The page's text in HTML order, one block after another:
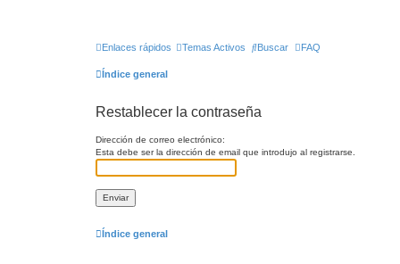
Enlaces rápidos Temas Activos Buscar FAQ
Índice general
Restablecer la contraseña
Dirección de correo electrónico:
Esta debe ser la dirección de email que introdujo al registrarse.
Índice general